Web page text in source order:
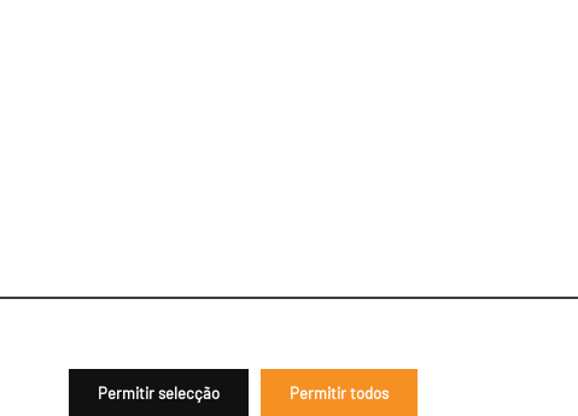
Permitir selecção Permitir todos